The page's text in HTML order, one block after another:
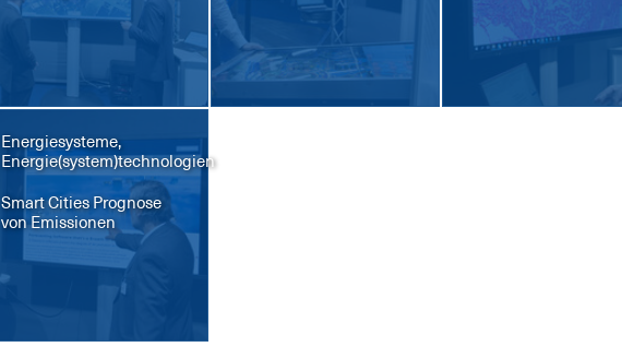
Energiesysteme,
Energie(system)technologien
Smart Ci­ties Pro­gno­se
von Emis­sio­nen